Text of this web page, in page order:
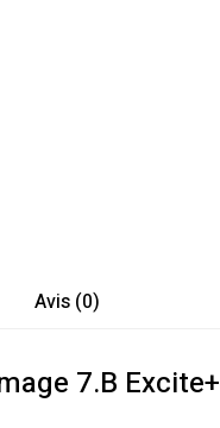
Avis (0)
7.B Excite+